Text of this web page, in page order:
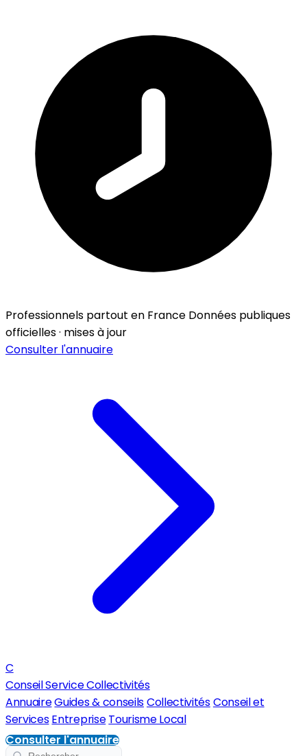
Professionnels partout en France Données publiques
officielles · mises à jour
Consulter l'annuaire
C
Conseil Service Collectivités
AnnuaireGuides & conseilsCollectivitésConseil et
ServicesEntreprise Tourisme Local
Consulter l'annuaire